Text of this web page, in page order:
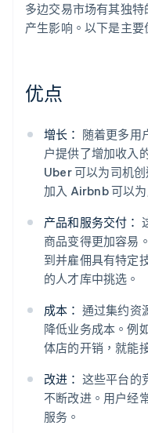
多边交易市场有其独
产生影响。以下是主要
优点
增长： 随着更多用
户提供了增加收入
Uber 可以为司机
加入 Airbnb 可以
产品和服务交付：
商品变得更加容易
到并雇佣具有特定
的人才库中挑选。
成本： 通过集约资
降低业务成本。例
体店的开销，就能
改进： 这些平台的
不断改进。用户经
服务。